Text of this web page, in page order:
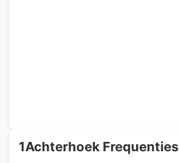
1Achterhoek Frequenties